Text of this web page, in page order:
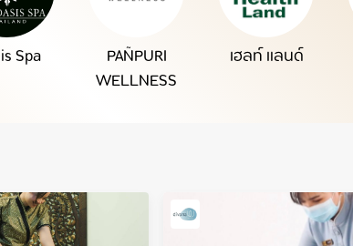
Spa PAÑPURI
WELLNESS
เฮลท์ แลนด์